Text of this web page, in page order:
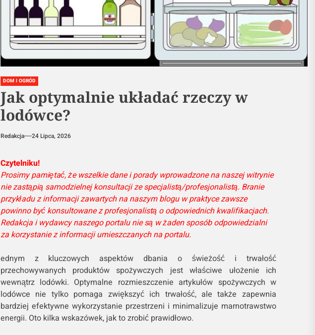
DOM I OGRÓD
Jak optymalnie układać rzeczy w
lodówce?
Redakcja 24 Lipca, 2026
Czytelniku!
Prosimy pamiętać, że wszelkie dane i porady wprowadzone na naszej witrynie
nie zastąpią samodzielnej konsultacji ze specjalistą/profesjonalistą. Branie
przykładu z informacji zawartych na naszym blogu w praktyce zawsze
powinno być konsultowane z profesjonalistą o odpowiednich kwalifikacjach.
Redakcja i wydawcy naszego portalu nie są w żaden sposób odpowiedzialni
za korzystanie z informacji umieszczanych na portalu.
ednym z kluczowych aspektów dbania o świeżość i trwałość
przechowywanych produktów spożywczych jest właściwe ułożenie ich
wewnątrz lodówki. Optymalne rozmieszczenie artykułów spożywczych w
lodówce nie tylko pomaga zwiększyć ich trwałość, ale także zapewnia
bardziej efektywne wykorzystanie przestrzeni i minimalizuje marnotrawstwo
energii. Oto kilka wskazówek, jak to zrobić prawidłowo.